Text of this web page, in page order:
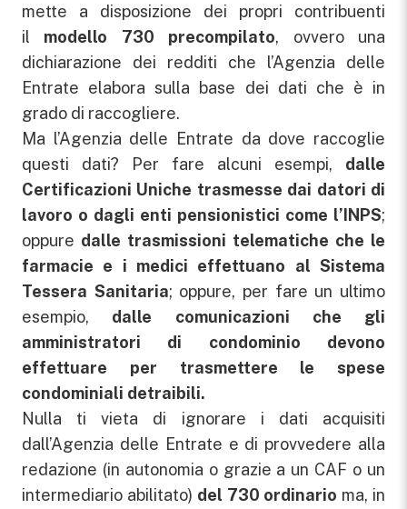
mette a disposizione dei propri contribuenti
il modello 730 precompilato, ovvero una
dichiarazione dei redditi che l’Agenzia delle
Entrate elabora sulla base dei dati che è in
grado di raccogliere.
Ma l’Agenzia delle Entrate da dove raccoglie
questi dati? Per fare alcuni esempi, dalle
Certificazioni Uniche trasmesse dai datori di
lavoro o dagli enti pensionistici come l’INPS;
oppure dalle trasmissioni telematiche che le
farmacie e i medici effettuano al Sistema
Tessera Sanitaria; oppure, per fare un ultimo
esempio, dalle comunicazioni che gli
amministratori di condominio devono
effettuare per trasmettere le spese
condominiali detraibili.
Nulla ti vieta di ignorare i dati acquisiti
dall’Agenzia delle Entrate e di provvedere alla
redazione (in autonomia o grazie a un CAF o un
intermediario abilitato) del 730 ordinario ma, in